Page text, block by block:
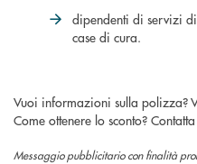
dipendenti di servizi
case di cura.
Vuoi informazioni sulla polizza?
Come ottenere lo sconto?
Messaggio pubblicitario con finalità